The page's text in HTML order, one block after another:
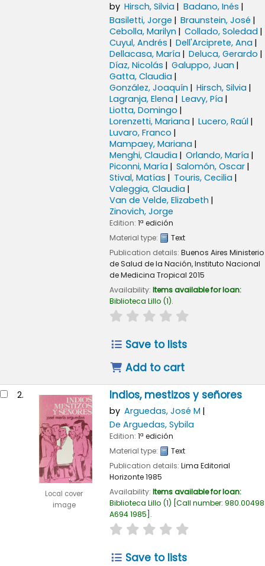
by Hirsch, Silvia
Badano, Inés
Basiletti, Jorge
Braunstein, José
Cebolla, Marilyn
Collado, Soledad
Cuyul, Andrés
Dell'Arciprete, Ana
Dellacasa, María
Deluca, Gerardo
Díaz, Nicolás
Galuppo, Juan
Gatta, Claudia
González, Joaquín
Hirsch, Silvia
Lagranja, Elena
Leavy, Pía
Liotta, Domingo
Lorenzetti, Mariana
Lucero, Raúl
Luvaro, Franco
Mampaey, Mariana
Menghi, Claudia
Orlando, María
Piconni, María
Salomón, Oscar
Stival, Matías
Touris, Cecilia
Valeggia, Claudia
Van de Velde, Elizabeth
Zinovich, Jorge
Edition: 1ª edición
Material type:
Text
Publication details: Buenos Aires Ministerio
de Salud de la Nación, Instituto Nacional
de Medicina Tropical 2015
Availability: Items available for loan:
Biblioteca Lillo (1).
star rating
Save to lists
Add to cart
2.
Local cover
image
Indios, mestizos y señores
by Arguedas, José M
De Arguedas, Sybila
Edition: 1ª edición
Material type:
Text
Publication details: Lima Editorial
Horizonte1985
Availability: Items available for loan:
Biblioteca Lillo (1) Call number: 980.00498
A694 1985 .
star rating
Save to lists